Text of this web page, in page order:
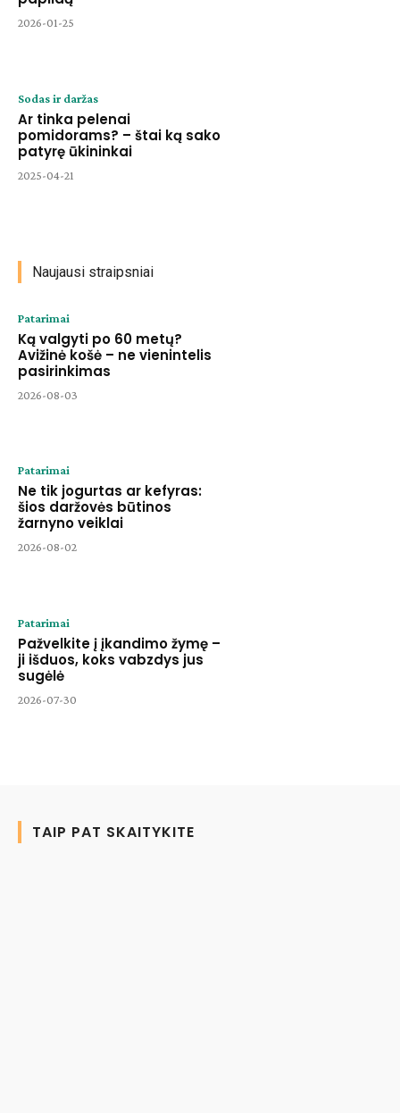
2026-01-25
Sodas ir daržas
Ar tinka pelenai
pomidorams? – štai ką sako
patyrę ūkininkai
2025-04-21
Naujausi straipsniai
Patarimai
Ką valgyti po 60 metų?
Avižinė košė – ne vienintelis
pasirinkimas
2026-08-03
Patarimai
Ne tik jogurtas ar kefyras:
šios daržovės būtinos
žarnyno veiklai
2026-08-02
Patarimai
Pažvelkite į įkandimo žymę –
ji išduos, koks vabzdys jus
sugėlė
2026-07-30
TAIP PAT SKAITYKITE